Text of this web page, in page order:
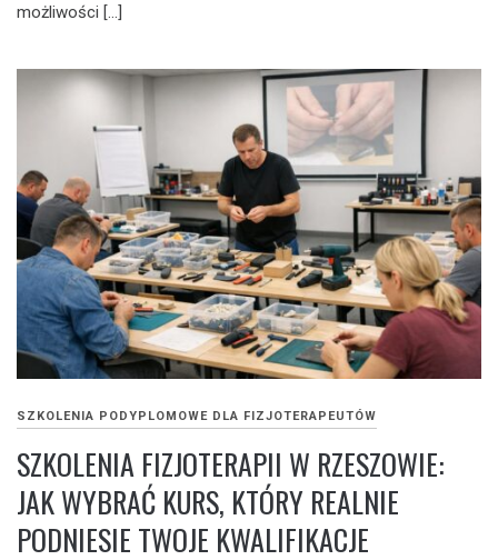
możliwości […]
SZKOLENIA PODYPLOMOWE DLA FIZJOTERAPEUTÓW
SZKOLENIA FIZJOTERAPII W RZESZOWIE:
JAK WYBRAĆ KURS, KTÓRY REALNIE
PODNIESIE TWOJE KWALIFIKACJE